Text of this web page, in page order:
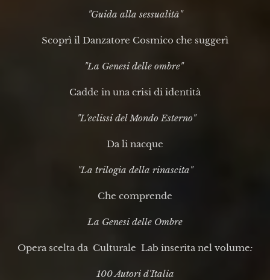
"Guida alla sessualità"
Scoprì il Danzatore Cosmico che suggerì
"La Genesi delle ombre"
Cadde in una crisi di identità
"L'eclissi del Mondo Esterno"
Da li nacque
"La trilogia della rinascita"
Che comprende
La Genesi delle Ombre
Opera scelta da Culturale Lab inserita nel volume:
100 Autori d'Italia